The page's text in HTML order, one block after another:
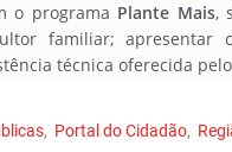
o programa Plante Mais,
familiar;
técnica oferecida
Portal do Cidadão